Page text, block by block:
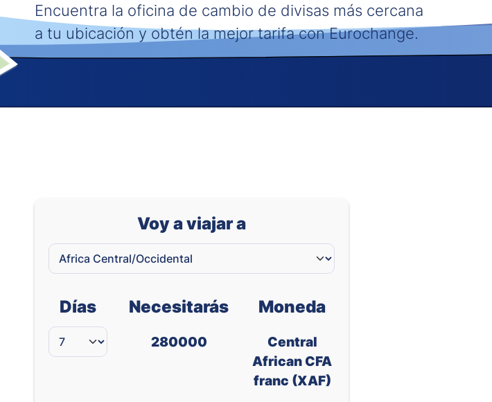
Encuentra la oficina de cambio de divisas más cercana
a tu ubicación y obtén la mejor tarifa con Eurochange.
Voy a viajar a
Días Necesitarás
280000
Moneda
Central
African CFA
franc (XAF)